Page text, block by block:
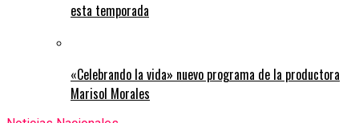
esta temporada
«Celebrando la vida» nuevo programa de la productora
Marisol Morales